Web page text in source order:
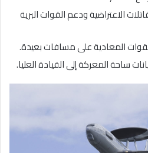
الاعتراضية ودعم القوات البرية
القوات المعادية على مسافات بعيدة.
ساحة المعركة إلى القيادة العليا.